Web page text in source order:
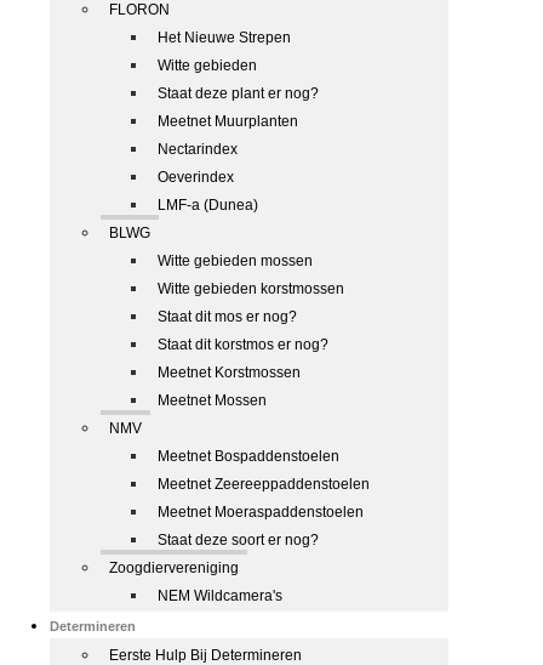
FLORON
Het Nieuwe Strepen
Witte gebieden
Staat deze plant er nog?
Meetnet Muurplanten
Nectarindex
Oeverindex
LMF-a (Dunea)
BLWG
Witte gebieden mossen
Witte gebieden korstmossen
Staat dit mos er nog?
Staat dit korstmos er nog?
Meetnet Korstmossen
Meetnet Mossen
NMV
Meetnet Bospaddenstoelen
Meetnet Zeereeppaddenstoelen
Meetnet Moeraspaddenstoelen
Staat deze soort er nog?
Zoogdiervereniging
NEM Wildcamera's
Determineren
Eerste Hulp Bij Determineren